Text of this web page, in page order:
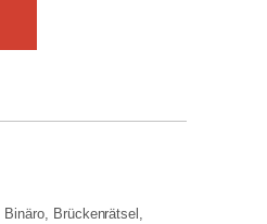
Binäro
Brückenrätsel